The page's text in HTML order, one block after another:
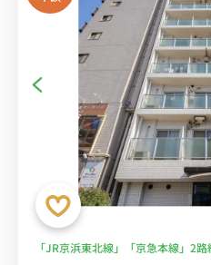
「JR京浜東北線」「京急本線」2